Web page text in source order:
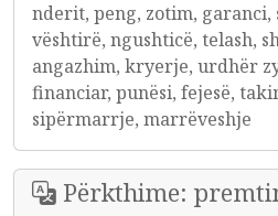
nderit, peng, zotim, garanci,
vështirë, ngushticë, telash,
angazhim, kryerje, urdhër
financiar, punësi, fejesë,
sipërmarrje, marrëveshje
Përkthime: